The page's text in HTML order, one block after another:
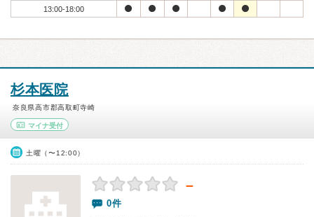
13:00-18:00
杉本医院
奈良県高市郡高取町寺崎
マイナ受付
土曜（〜12:00）
－
0件